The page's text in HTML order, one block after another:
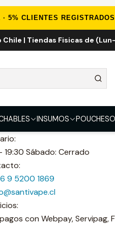
5% CLIENTES REGISTRADOS
| Tiendas Fisicas de
INSUMOS POUCHES
Militar
Comercial Omnium, Las
19:30 Sábado: Cerrado
9 5200 1869
con Webpay, Servipag,